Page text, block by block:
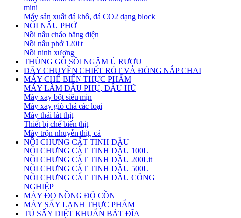
mini
Máy sản xuất đá khô, đá CO2 dạng block
NỒI NẤU PHỞ
Nồi nấu cháo bằng điện
Nồi nấu phở 120lit
Nồi ninh xương
THÙNG GỖ SỒI NGÂM Ủ RƯỢU
DÂY CHUYỀN CHIẾT RÓT VÀ ĐÓNG NẮP CHAI
MÁY CHẾ BIẾN THỰC PHẨM
MÁY LÀM ĐẬU PHỤ, ĐẬU HŨ
Máy xay bột siêu mịn
Máy xay giò chả các loại
Máy thái lát thịt
Thiết bị chế biến thịt
Máy trộn nhuyễn thịt, cá
NỒI CHƯNG CẤT TINH DẦU
NỒI CHƯNG CẤT TINH DẦU 100L
NỒI CHƯNG CẤT TINH DẦU 200Lit
NỒI CHƯNG CẤT TINH DẦU 500L
NỒI CHƯNG CẤT TINH DẦU CÔNG
NGHIỆP
MÁY ĐO NỒNG ĐỘ CỒN
MÁY SẤY LẠNH THỰC PHẨM
TỦ SẤY DIỆT KHUẨN BÁT ĐĨA